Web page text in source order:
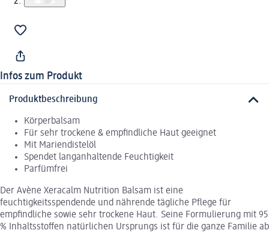
Infos zum Produkt
Produktbeschreibung
Körperbalsam
Für sehr trockene & empfindliche Haut geeignet
Mit Mariendistelöl
Spendet langanhaltende Feuchtigkeit
Parfümfrei
Der Avène Xeracalm Nutrition Balsam ist eine
feuchtigkeitsspendende und nährende tägliche Pflege für
empfindliche sowie sehr trockene Haut. Seine Formulierung mit 95
% Inhaltsstoffen natürlichen Ursprungs ist für die ganze Familie ab